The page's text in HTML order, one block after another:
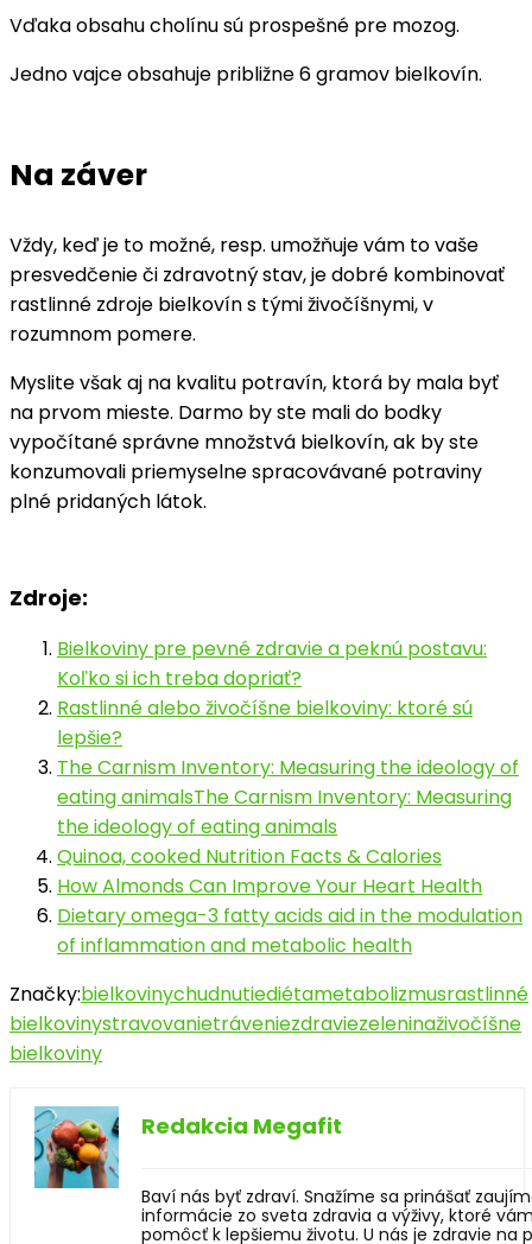
Vďaka obsahu cholínu sú prospešné pre mozog.
Jedno vajce obsahuje približne 6 gramov bielkovín.
Na záver
Vždy, keď je to možné, resp. umožňuje vám to vaše
presvedčenie či zdravotný stav, je dobré kombinovať
rastlinné zdroje bielkovín s tými živočíšnymi, v
rozumnom pomere.
Myslite však aj na kvalitu potravín, ktorá by mala byť
na prvom mieste. Darmo by ste mali do bodky
vypočítané správne množstvá bielkovín, ak by ste
konzumovali priemyselne spracovávané potraviny
plné pridaných látok.
Zdroje:
Bielkoviny pre pevné zdravie a peknú postavu:
Koľko si ich treba dopriať?
Rastlinné alebo živočíšne bielkoviny: ktoré sú
lepšie?
The Carnism Inventory: Measuring the ideology of
eating animalsThe Carnism Inventory: Measuring
the ideology of eating animals
Quinoa, cooked Nutrition Facts & Calories
How Almonds Can Improve Your Heart Health
Dietary omega-3 fatty acids aid in the modulation
of inflammation and metabolic health
Značky:bielkovinychudnutiediétametabolizmusrastlinné
bielkovinystravovanietráveniezdraviezeleninaživočíšne
bielkoviny
Redakcia Megafit
Baví nás byť zdraví. Snažíme sa prinášať
informácie zo sveta zdravia a výživy, ktoré
pomôcť k lepšiemu životu. U nás je zdravie na